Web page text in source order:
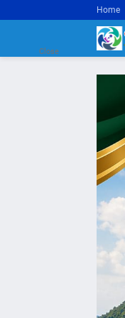
Close
Home